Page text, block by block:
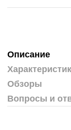
Описание
Обзоры
Вопросы и